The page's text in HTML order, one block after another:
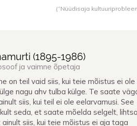
(“Nüüdisaja
(1895-1986)
ja vaimne õpetaja
on teil vaid siis, kui teie mõistus ei ole
nagu ahv tulba külge. Te saate
siis, kui teil ei ole eelarvamusi. See
seda, et saate mõelda selgelt,
siis, kui teie mõistus ei aja taga